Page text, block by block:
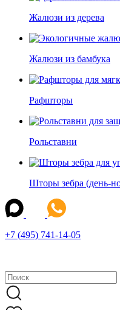
Жалюзи из дерева
Жалюзи из бамбука
Рафшторы
Рольставни
Шторы зебра (день-
+7 (495) 741-14-05